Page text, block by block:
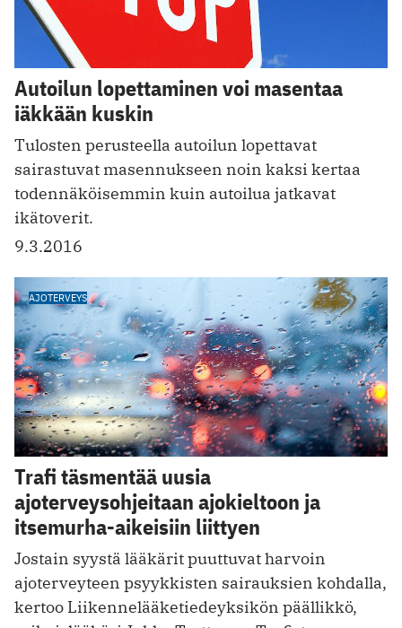
Autoilun lopettaminen voi masentaa
iäkkään kuskin
Tulosten perusteella autoilun lopettavat
sairastuvat masennukseen noin kaksi kertaa
todennäköisemmin kuin autoilua jatkavat
ikätoverit.
9.3.2016
AJOTERVEYS
Trafi täsmentää uusia
ajoterveysohjeitaan ajokieltoon ja
itsemurha-aikeisiin liittyen
Jostain syystä lääkärit puuttuvat harvoin
ajoterveyteen psyykkisten sairauksien kohdalla,
kertoo Liikennelääketiedeyksikön päällikkö,